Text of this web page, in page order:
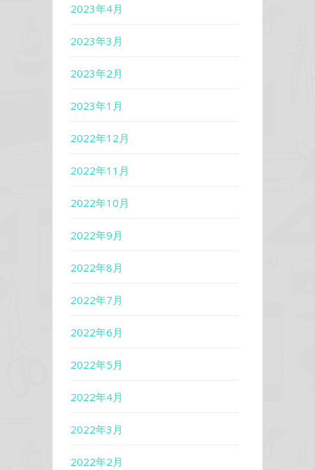
2023年4月
2023年3月
2023年2月
2023年1月
2022年12月
2022年11月
2022年10月
2022年9月
2022年8月
2022年7月
2022年6月
2022年5月
2022年4月
2022年3月
2022年2月